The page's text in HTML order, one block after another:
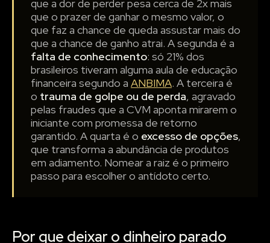
que a dor de perder pesa cerca de 2x mais
que o prazer de ganhar o mesmo valor, o
que faz a chance de queda assustar mais do
que a chance de ganho atrai. A segunda é a
falta de conhecimento: só 21% dos
brasileiros tiveram alguma aula de educação
financeira segundo a ANBIMA. A terceira é
o trauma de golpe ou de perda, agravado
pelas fraudes que a CVM aponta mirarem o
iniciante com promessa de retorno
garantido. A quarta é o excesso de opções,
que transforma a abundância de produtos
em adiamento. Nomear a raiz é o primeiro
passo para escolher o antídoto certo.
Por que deixar o dinheiro parado